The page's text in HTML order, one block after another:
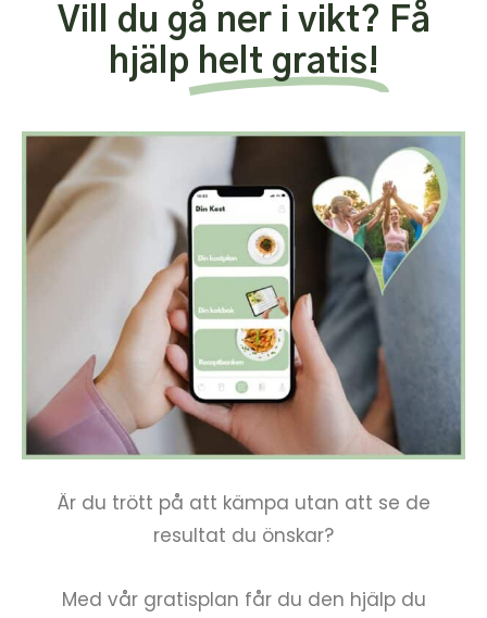
Vill du gå ner i vikt? Få
hjälp helt gratis!
Är du trött på att kämpa utan att se de
resultat du önskar?
Med vår gratisplan får du den hjälp du